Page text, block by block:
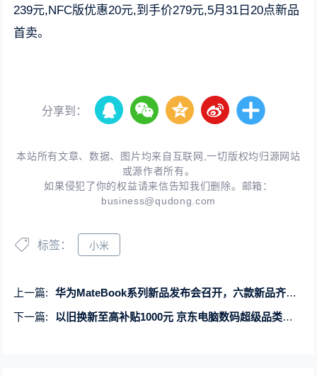
239元,NFC版优惠20元,到手价279元,5月31日20点新品
首卖。
分享到：
本站所有文章、数据、图片均来自互联网,一切版权均归源网站
或源作者所有。
如果侵犯了你的权益请来信告知我们删除。邮箱：
business@qudong.com
标签： 小米
上一篇:
华为MateBook系列新品发布会召开，六款新品齐发助智慧办公再升级
下一篇:
以旧换新至高补贴1000元 京东电脑数码超级品类日带你一站式换新好物